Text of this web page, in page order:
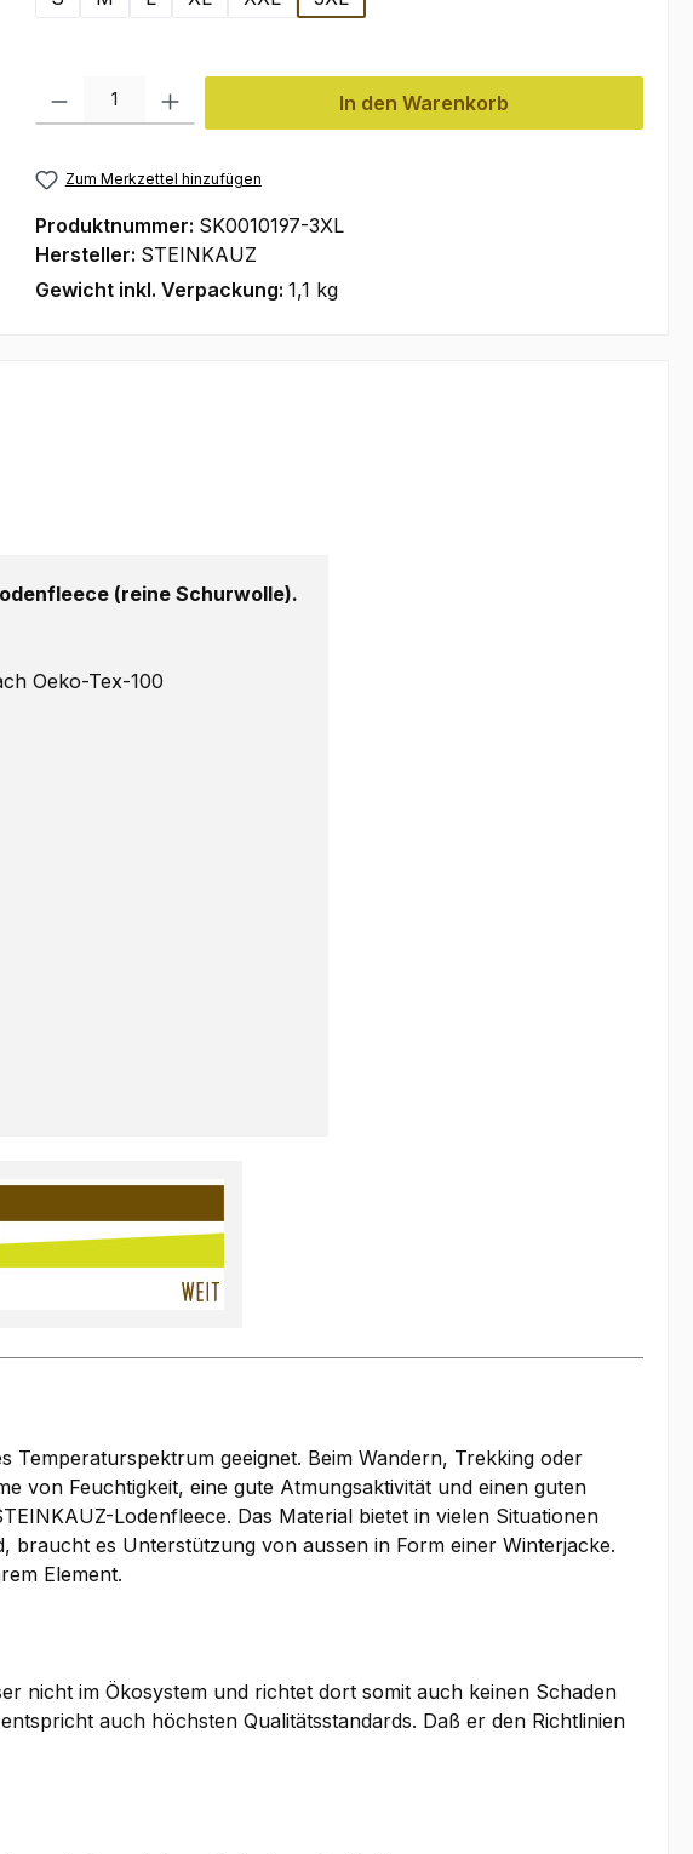
Produkt Anzahl: Gib den gewünschten Wert ein oder benutze die Schaltflächen
In den Warenkorb
Zum Merkzettel hinzufügen
Produktnummer: SK0010197-3XL
Hersteller: STEINKAUZ
Gewicht inkl. Verpackung: 1,1 kg
(reine Schurwolle).
Oeko-Tex-100
Temperaturspektrum geeignet. Beim Wandern, Trekking oder
von Feuchtigkeit, eine gute Atmungsaktivität und einen guten
Lodenfleece. Das Material bietet in vielen Situationen
es Unterstützung von aussen in Form einer Winterjacke.
Element.
nicht im Ökosystem und richtet dort somit auch keinen Schaden
auch höchsten Qualitätsstandards. Daß er den Richtlinien